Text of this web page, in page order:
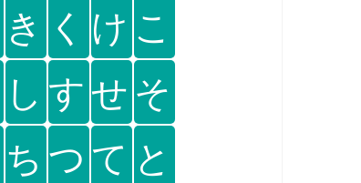
き く け こ
し すせ そ
ち つ て と